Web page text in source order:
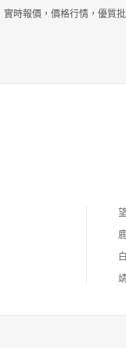
時報價，價格行情，優質